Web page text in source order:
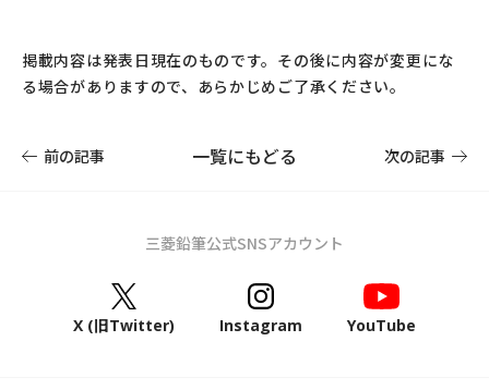
掲載内容は発表日現在のものです。その後に内容が変更にな
る場合がありますので、あらかじめご了承ください。
前の記事 一覧にもどる 次の記事
三菱鉛筆公式SNSアカウント
X (旧Twitter) Instagram YouTube